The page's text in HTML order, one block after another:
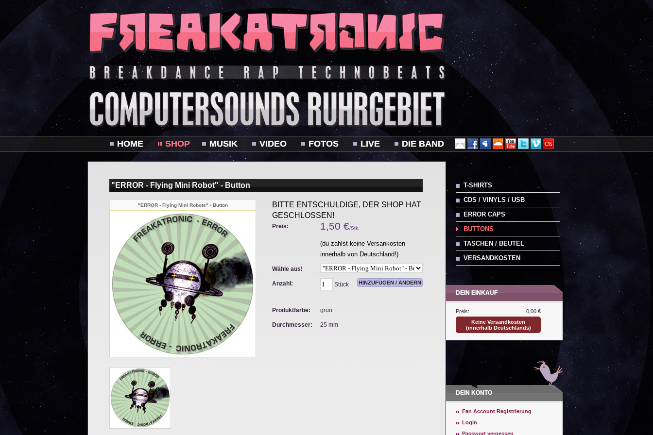
HOME SHOP MUSIK VIDEO FOTOS LIVE DIE BAND
"ERROR - Flying Mini Robot" - Button
"ERROR - Flying Mini Robots" - Button
BITTE ENTSCHULDIGE, DER SHOP HAT
GESCHLOSSEN!
Preis: 1,50 €/Stk.
(du zahlst keine Versankosten
innerhalb von Deutschland!)
Wähle aus!
Anzahl: Stück
Produktfarbe: grün
Durchmesser: 25 mm
T-SHIRTS
CDS / VINYLS / USB
ERROR CAPS
BUTTONS
TASCHEN / BEUTEL
VERSANDKOSTEN
DEIN EINKAUF
Preis:
0,00 €
Keine Versandkosten
(innerhalb Deutschlands)
DEIN KONTO
Fan Account Registrierung
Login
Passwort vergessen